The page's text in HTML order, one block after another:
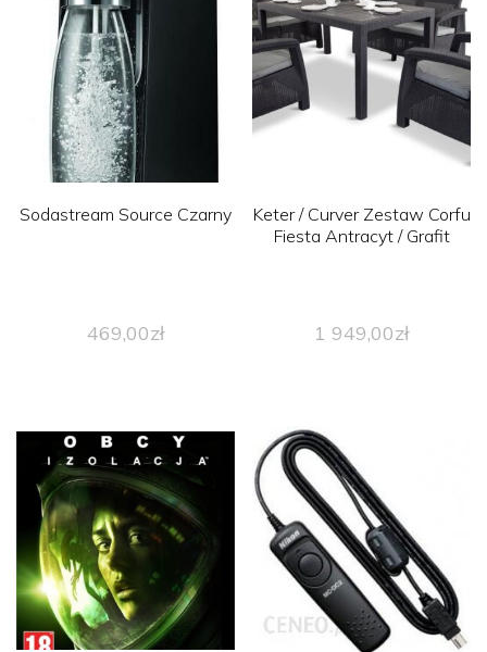
Sodastream Source Czarny
469,00zł
Keter / Curver Zestaw Corfu
Fiesta Antracyt / Grafit
1 949,00zł